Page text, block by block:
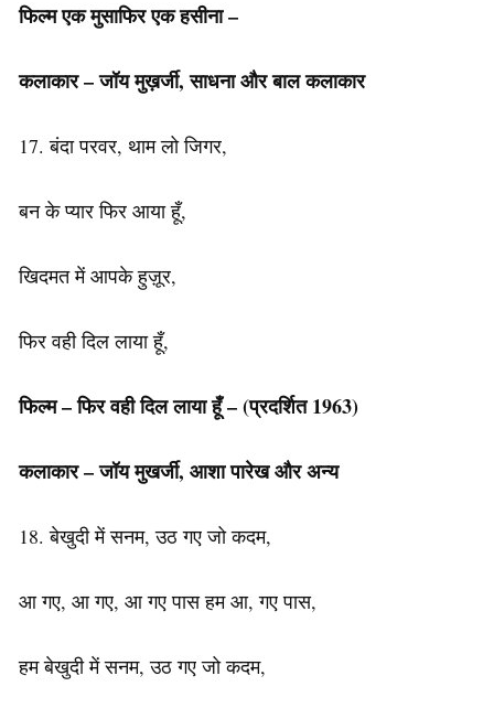
फिल्म एक मुसाफिर एक हसीना –
कलाकार – जॉय मुख़र्जी, साधना और बाल कलाकार
17. बंदा परवर, थाम लो जिगर,
बन के प्यार फिर आया हूँ,
खिदमत में आपके हुज़ूर,
फिर वही दिल लाया हूँ,
फिल्म – फिर वही दिल लाया हूँ – (प्रदर्शित 1963)
कलाकार – जॉय मुखर्जी, आशा पारेख और अन्य
18. बेखुदी में सनम, उठ गए जो कदम,
आ गए, आ गए, आ गए पास हम आ, गए पास,
हम बेखुदी में सनम, उठ गए जो कदम,